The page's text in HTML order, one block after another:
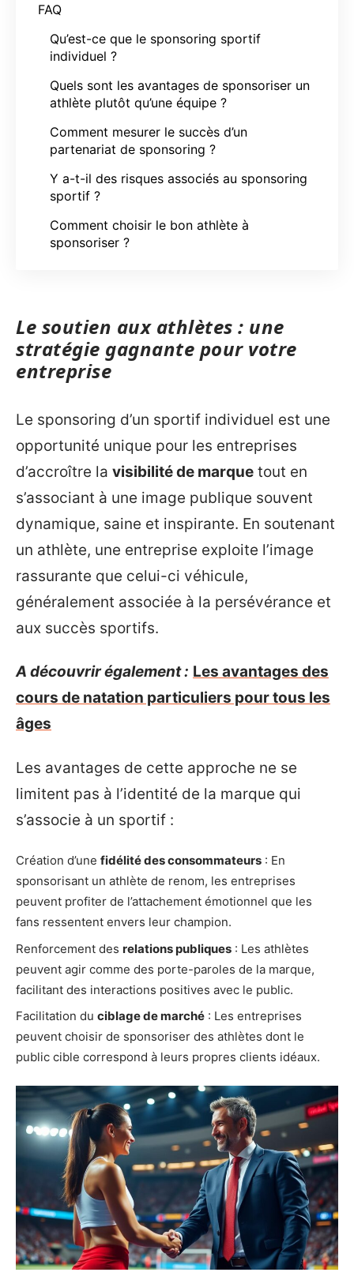
FAQ
Qu’est-ce que le sponsoring sportif
individuel ?
Quels sont les avantages de sponsoriser un
athlète plutôt qu’une équipe ?
Comment mesurer le succès d’un
partenariat de sponsoring ?
Y a-t-il des risques associés au sponsoring
sportif ?
Comment choisir le bon athlète à
sponsoriser ?
Le soutien aux athlètes : une
stratégie gagnante pour votre
entreprise
Le sponsoring d’un sportif individuel est une
opportunité unique pour les entreprises
d’accroître la visibilité de marque tout en
s’associant à une image publique souvent
dynamique, saine et inspirante. En soutenant
un athlète, une entreprise exploite l’image
rassurante que celui-ci véhicule,
généralement associée à la persévérance et
aux succès sportifs.
A découvrir également : Les avantages des
cours de natation particuliers pour tous les
âges
Les avantages de cette approche ne se
limitent pas à l’identité de la marque qui
s’associe à un sportif :
Création d’une fidélité des consommateurs : En
sponsorisant un athlète de renom, les entreprises
peuvent profiter de l’attachement émotionnel que les
fans ressentent envers leur champion.
Renforcement des relations publiques : Les athlètes
peuvent agir comme des porte-paroles de la marque,
facilitant des interactions positives avec le public.
Facilitation du ciblage de marché : Les entreprises
peuvent choisir de sponsoriser des athlètes dont le
public cible correspond à leurs propres clients idéaux.